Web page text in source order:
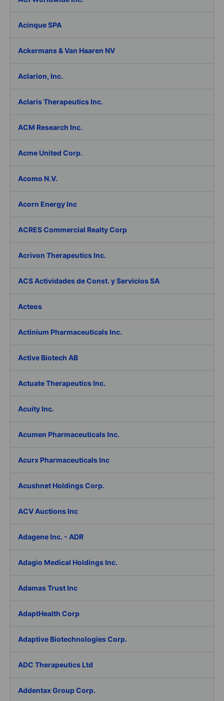
Acinque SPA
Ackermans & Van Haaren NV
Aclarion, Inc.
Aclaris Therapeutics Inc.
ACM Research Inc.
Acme United Corp.
Acomo N.V.
Acorn Energy Inc
ACRES Commercial Realty Corp
Acrivon Therapeutics Inc.
ACS Actividades de Const. y Servicios SA
Acteos
Actinium Pharmaceuticals Inc.
Active Biotech AB
Actuate Therapeutics Inc.
Acuity Inc.
Acumen Pharmaceuticals Inc.
Acurx Pharmaceuticals Inc
Acushnet Holdings Corp.
ACV Auctions Inc
Adagene Inc. - ADR
Adagio Medical Holdings Inc.
Adamas Trust Inc
AdaptHealth Corp
Adaptive Biotechnologies Corp.
ADC Therapeutics Ltd
Addentax Group Corp.